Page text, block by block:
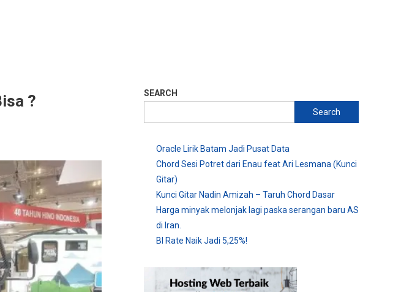
?
SEARCH
Search
Oracle Lirik Batam Jadi Pusat Data
Chord Sesi Potret dari Enau feat Ari Lesmana (Kunci
Gitar)
Kunci Gitar Nadin Amizah – Taruh Chord Dasar
Harga minyak melonjak lagi paska serangan baru AS
di Iran.
BI Rate Naik Jadi 5,25%!